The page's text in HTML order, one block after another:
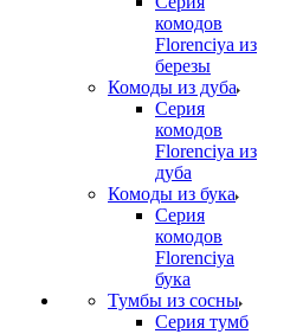
комодов
Florenciya из
березы
Комоды из дуба
Серия
комодов
Florenciya из
дуба
Комоды из бука
Серия
комодов
Florenciya
бука
Тумбы из сосны
Серия тумб